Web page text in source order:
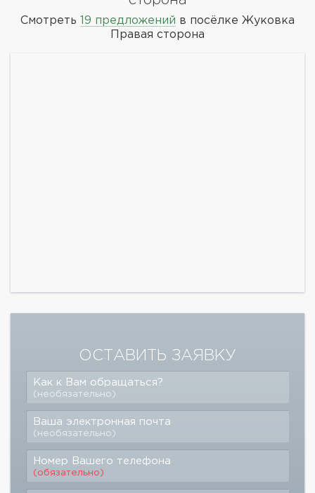
Смотреть 19 предложений в посёлке Жуковка
Правая сторона
ОСТАВИТЬ ЗАЯВКУ
Как к Вам обращаться?
(необязательно)
Ваша электронная почта
(необязательно)
Номер Вашего телефона
(обязательно)